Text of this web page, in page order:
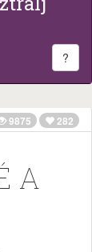
?
9875 282
A